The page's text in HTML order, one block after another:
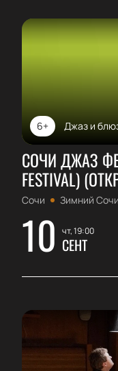
Джаз и
6+
СОЧИ ДЖАЗ
FESTIVAL)
Сочи Зимний Сочи
10 чт, 19:00
СЕНТ